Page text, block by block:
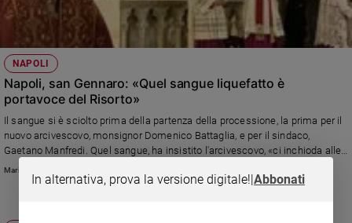
NAPOLI
Napoli, san Gennaro: «Quel sangue liquefatto è
portavoce del Risorto»
Il sangue si è sciolto prima della partenza della processione, la prima per il
nuovo arcivescovo, monsignor Domenico Battaglia, e per il sindaco,
Gaetano Manfredi. Quel sangue, ha insistito l'arcivescovo, «ci inchioda alle
nostre responsabilità», chiede di tornare dunque a vivere di «amore e
onestà, avviando un processo di rinnovamento in cui politica, società civile
Maria Elefante
In alternativa, prova la versione digitale!|Abbonati